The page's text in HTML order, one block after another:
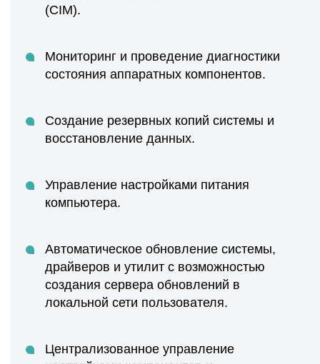
(CIM).
Мониторинг и проведение диагностики
состояния аппаратных компонентов.
Создание резервных копий системы и
восстановление данных.
Управление настройками питания
компьютера.
Автоматическое обновление системы,
драйверов и утилит с возможностью
создания сервера обновлений в
локальной сети пользователя.
Централизованное управление